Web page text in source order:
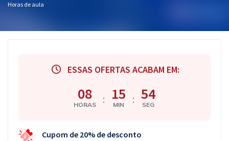
Horas de aula
ESSAS OFERTAS ACABAM EM:
08
HORAS : 15
MIN : 53
SEG
Cupom de 20% de desconto